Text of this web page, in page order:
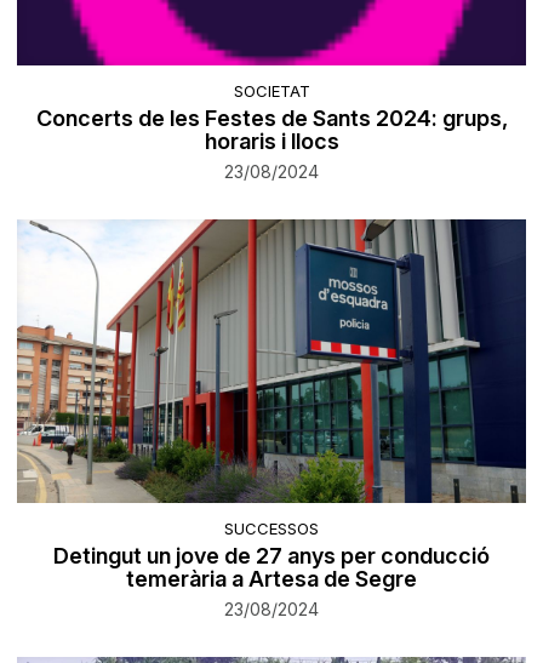
SOCIETAT
Concerts de les Festes de Sants 2024: grups,
horaris i llocs
23/08/2024
SUCCESSOS
Detingut un jove de 27 anys per conducció
temerària a Artesa de Segre
23/08/2024